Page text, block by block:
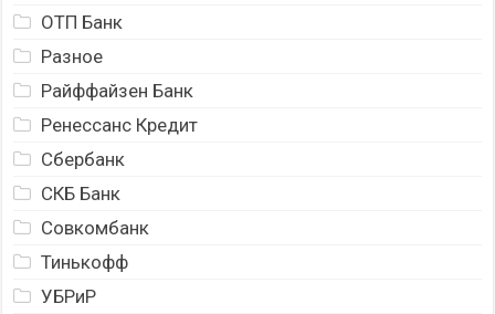
ОТП Банк
Разное
Райффайзен Банк
Ренессанс Кредит
Сбербанк
СКБ Банк
Совкомбанк
Тинькофф
УБРиР